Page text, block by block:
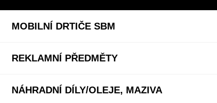
MOBILNÍ DRTIČE SBM
REKLAMNÍ PŘEDMĚTY
NÁHRADNÍ DÍLY/OLEJE, MAZIVA